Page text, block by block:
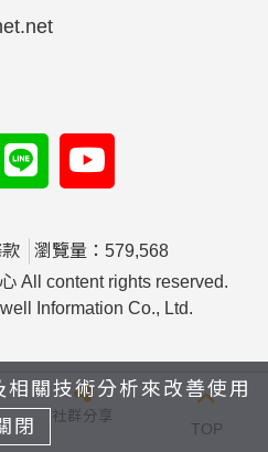
瀏覽量：579,568
All content rights reserved.
Information Co., Ltd.
社群分享
TOP
關技術分析來改善使用
閉